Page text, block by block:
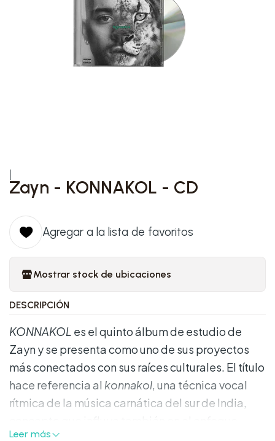
Zayn - KONNAKOL - CD
Agregar a la lista de favoritos
Mostrar stock de ubicaciones
DESCRIPCIÓN
KONNAKOL es el quinto álbum de estudio de
Zayn y se presenta como uno de sus proyectos
más conectados con sus raíces culturales. El título
hace referencia al konnakol, una técnica vocal
rítmica de la música carnática del sur de India,
Leer más